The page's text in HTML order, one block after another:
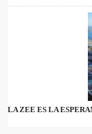
LA ZEE ES LA